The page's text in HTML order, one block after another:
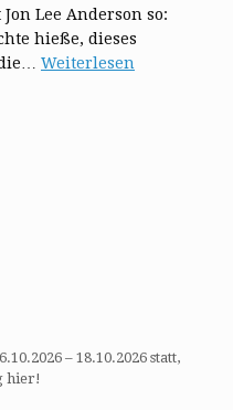
Lee Anderson so:
hieße, dieses
Weiterlesen
– 18.10.2026 statt,
hier!